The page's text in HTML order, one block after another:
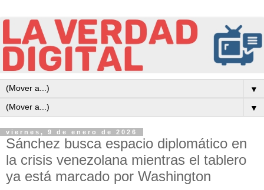
▼
▼
viernes, 9 de enero de 2026
Sánchez busca espacio diplomático en
la crisis venezolana mientras el tablero
ya está marcado por Washington